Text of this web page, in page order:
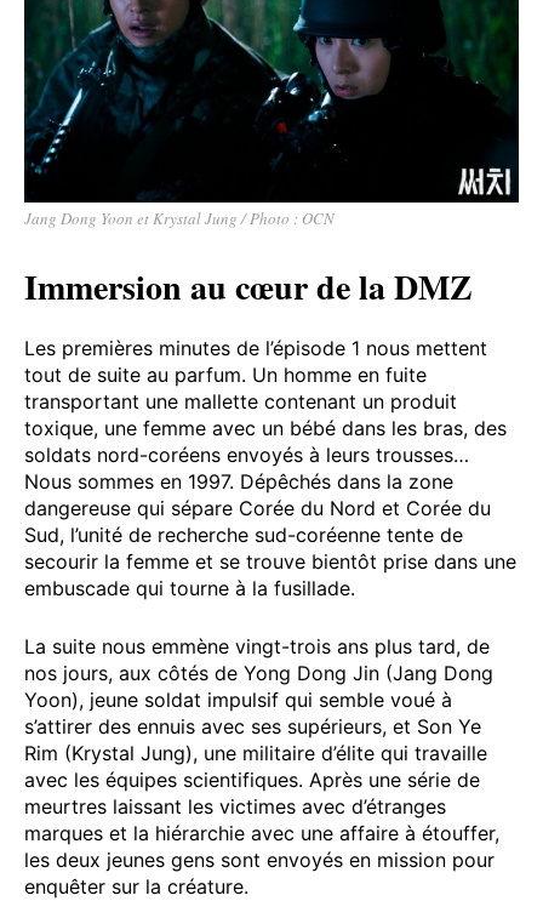
Jang Dong Yoon et Krystal Jung / Photo : OCN
Immersion au cœur de la DMZ
Les premières minutes de l’épisode 1 nous mettent
tout de suite au parfum. Un homme en fuite
transportant une mallette contenant un produit
toxique, une femme avec un bébé dans les bras, des
soldats nord-coréens envoyés à leurs trousses…
Nous sommes en 1997. Dépêchés dans la zone
dangereuse qui sépare Corée du Nord et Corée du
Sud, l’unité de recherche sud-coréenne tente de
secourir la femme et se trouve bientôt prise dans une
embuscade qui tourne à la fusillade.
La suite nous emmène vingt-trois ans plus tard, de
nos jours, aux côtés de Yong Dong Jin (Jang Dong
Yoon), jeune soldat impulsif qui semble voué à
s’attirer des ennuis avec ses supérieurs, et Son Ye
Rim (Krystal Jung), une militaire d’élite qui travaille
avec les équipes scientifiques. Après une série de
meurtres laissant les victimes avec d’étranges
marques et la hiérarchie avec une affaire à étouffer,
les deux jeunes gens sont envoyés en mission pour
enquêter sur la créature.